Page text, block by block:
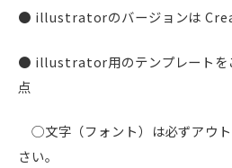
● illustratorのバージョンは
● illustrator用のテンプレートを
点
◯文字（フォント）は必ずアウ
さい。